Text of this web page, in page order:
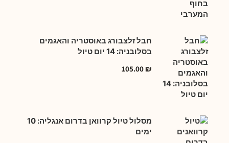
חבל זלצבורג באוסטריה והאגמים
בסלובניה: 14 יום טיול
105.00 ₪
מסלול טיול קרוואן בדרום אנגליה: 10
ימים